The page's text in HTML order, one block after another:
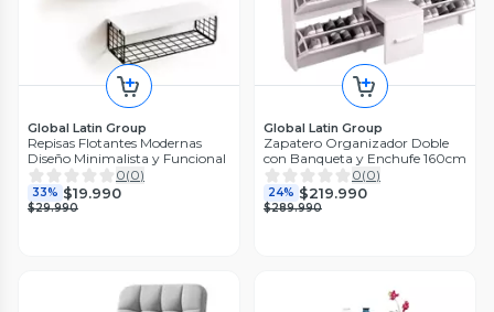
Global Latin Group
Repisas Flotantes Modernas
Diseño Minimalista y Funcional
0(0)
33% $19.990
$29.990
Global Latin Group
Zapatero Organizador Doble
con Banqueta y Enchufe 160cm
0(0)
24% $219.990
$289.990